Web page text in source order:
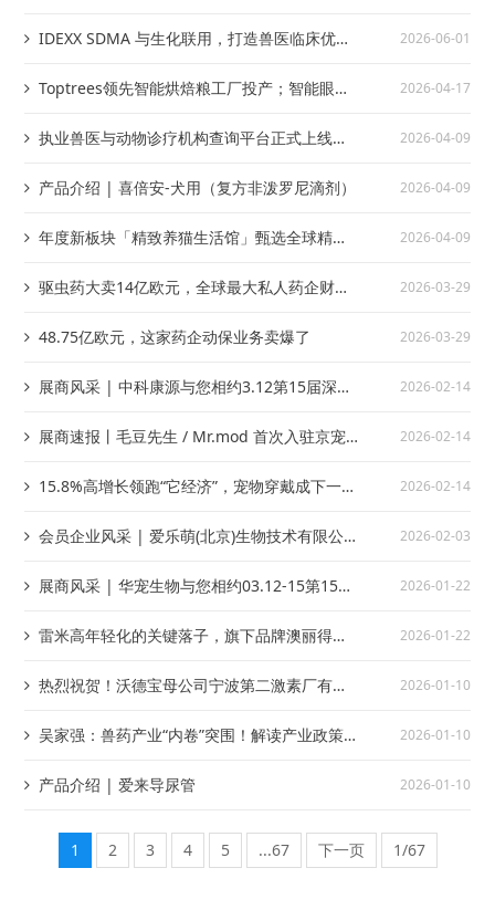
IDEXX SDMA 与生化联用，打造兽医临床优选
2026-06-01
Toptrees领先智能烘焙粮工厂投产；智能眼镜
2026-04-17
执业兽医与动物诊疗机构查询平台正式上线开
2026-04-09
产品介绍 | 喜倍安-犬用（复方非泼罗尼滴剂） 2026-04-09
年度新板块「精致养猫生活馆」甄选全球精
2026-04-09
驱虫药大卖14亿欧元，全球最大私人药企财报
2026-03-29
48.75亿欧元，这家药企动保业务卖爆了 2026-03-29
展商风采 | 中科康源与您相约3.12第15届深圳
2026-02-14
展商速报丨毛豆先生 / Mr.mod 首次入驻京宠
2026-02-14
15.8%高增长领跑“它经济”，宠物穿戴成下一个
2026-02-14
会员企业风采 | 爱乐萌(北京)生物技术有限公
2026-02-03
展商风采 | 华宠生物与您相约03.12-15第15届
2026-01-22
雷米高年轻化的关键落子，旗下品牌澳丽得官
2026-01-22
热烈祝贺！沃德宝母公司宁波第二激素厂有限
2026-01-10
吴家强：兽药产业“内卷”突围！解读产业政策
2026-01-10
产品介绍 | 爱来导尿管 2026-01-10
1 2 3 4 5 ...67 下一页 1/67